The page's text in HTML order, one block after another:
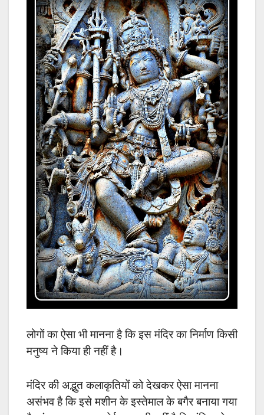
लोगों का ऐसा भी मानना है कि इस मंदिर का निर्माण किसी
मनुष्य ने किया ही नहीं है।
मंदिर की अद्भुत कलाकृतियों को देखकर ऐसा मानना
असंभव है कि इसे मशीन के इस्तेमाल के बगैर बनाया गया